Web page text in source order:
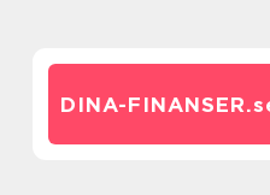
DINA-FINANSER.